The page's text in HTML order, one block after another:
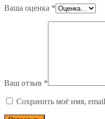
Ваша оценка *
Ваш отзыв *
Сохранить моё имя,